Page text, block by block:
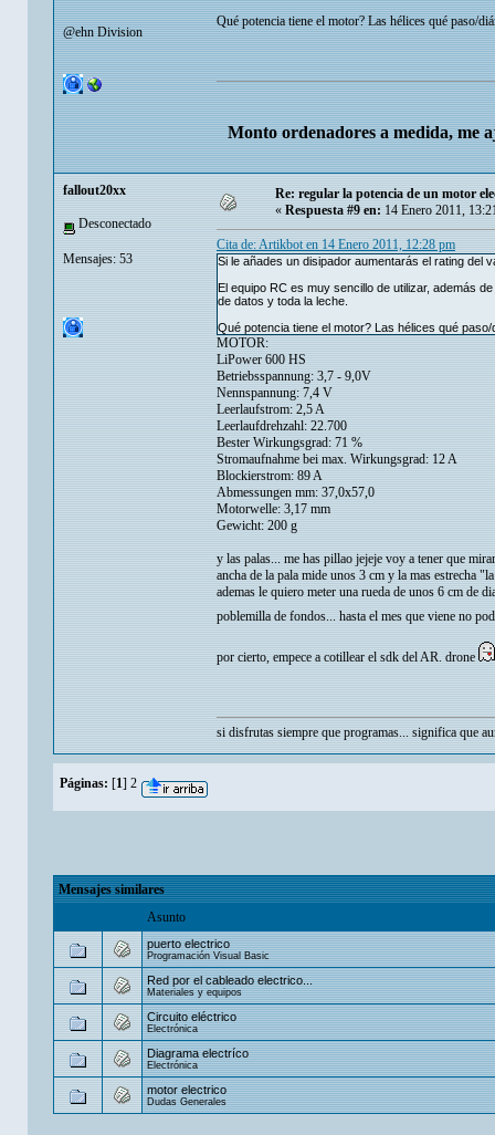
@ehn Division
Qué potencia tiene el motor? Las hélices qué paso/
Monto ordenadores a medida, me
fallout20xx
Desconectado
Mensajes: 53
Re: regular la potencia de un motor
« Respuesta #9 en: 14 Enero 2011,
Cita de: Artikbot en 14 Enero 2011, 12:28 pm
Si le añades un disipador aumentarás el rating del
El equipo RC es muy sencillo de utilizar, además
de datos y toda la leche.
Qué potencia tiene el motor? Las hélices qué
MOTOR:
LiPower 600 HS
Betriebsspannung: 3,7 - 9,0V
Nennspannung: 7,4 V
Leerlaufstrom: 2,5 A
Leerlaufdrehzahl: 22.700
Bester Wirkungsgrad: 71 %
Stromaufnahme bei max. Wirkungsgrad: 12 A
Blockierstrom: 89 A
Abmessungen mm: 37,0x57,0
Motorwelle: 3,17 mm
Gewicht: 200 g
y las palas... me has pillao jejeje voy a tener que
ancha de la pala mide unos 3 cm y la mas estrecha
ademas le quiero meter una rueda de unos 6 cm de
poblemilla de fondos... hasta el mes que viene no
por cierto, empece a cotillear el sdk del AR. drone
si disfrutas siempre que programas... significa que
Páginas: [1] 2
Mensajes similares
Asunto
puerto electrico
Programación Visual Basic
Red por el cableado electrico...
Materiales y equipos
Circuito eléctrico
Electrónica
Diagrama electríco
Electrónica
motor electrico
Dudas Generales